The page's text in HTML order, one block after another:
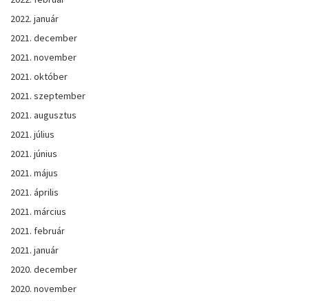
2022. január
2021. december
2021. november
2021. október
2021. szeptember
2021. augusztus
2021. július
2021. június
2021. május
2021. április
2021. március
2021. február
2021. január
2020. december
2020. november